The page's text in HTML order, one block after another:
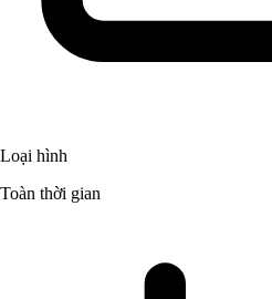
Loại hình
Toàn thời gian